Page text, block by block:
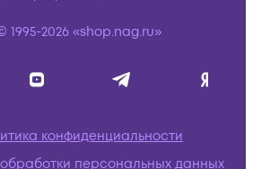
1995-2026 «shop.nag.ru»
конфиденциальности
персональных данных